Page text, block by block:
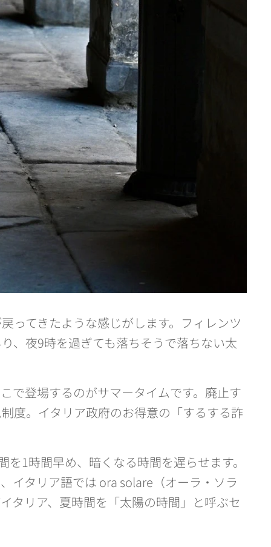
ってきたような感じがします。フィレンツ
、夜9時を過ぎても落ちそうで落ちない太
で登場するのがサマータイムです。廃止す
度。イタリア政府のお得意の「するする詐
1時間早め、暗くなる時間を遅らせます。
イタリア語では ora solare （オーラ・ソラ
タリア、夏時間を「太陽の時間」と呼ぶセ